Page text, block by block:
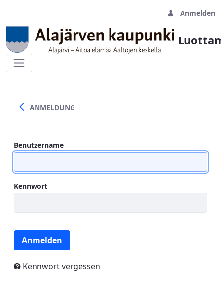
Anmelden
Sisäänkirjautuminen
ANMELDUNG
Benutzername
Kennwort
Anmelden
Kennwort vergessen